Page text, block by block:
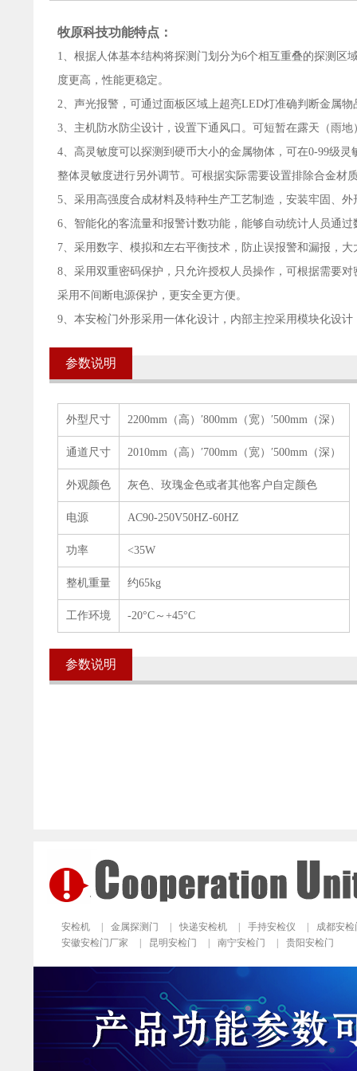
牧原科技功能特点：
1、根据人体基本结构将探测门划分为6个相互重叠的探测
度更高，性能更稳定。
2、声光报警，可通过面板区域上超亮LED灯准确判断金属
3、主机防水防尘设计，设置下通风口。可短暂在露天（雨
4、高灵敏度可以探测到硬币大小的金属物体，可在0-99级
整体灵敏度进行另外调节。可根据实际需要设置排除合金材
5、采用高强度合成材料及特种生产工艺制造，安装牢固、
6、智能化的客流量和报警计数功能，能够自动统计人员通过
7、采用数字、模拟和左右平衡技术，防止误报警和漏报，
8、采用双重密码保护，只允许授权人员操作，可根据需要
采用不间断电源保护，更安全更方便。
9、本安检门外形采用一体化设计，内部主控采用模块化设
参数说明
外型尺寸 2200mm（高）′800mm（宽）′500mm（深）
通道尺寸 2010mm（高）′700mm（宽）′500mm（深）
外观颜色 灰色、玫瑰金色或者其他客户自定颜色
电源 AC90-250V50HZ-60HZ
功率 <35W
整机重量 约65kg
工作环境 -20°C～+45°C
参数说明
安检机 金属探测门 快递安检机 手持安检仪
成都安检
安徽安检门厂家
昆明安检门 南宁安检门 贵阳安检门